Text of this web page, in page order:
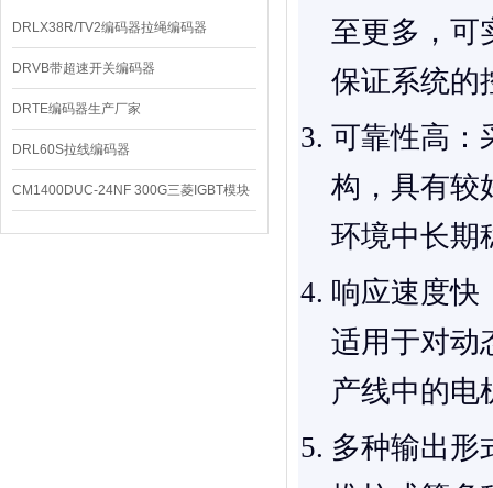
DRLX38R/TV2编码器拉绳编码器
DRVB带超速开关编码器
DRTE编码器生产厂家
DRL60S拉线编码器
CM1400DUC-24NF 300G三菱IGBT模块
至更多，可
保证系统的
可靠性高
构，具有较
环境中长期
响应速度快
适用于对动
产线中的电
多种输出形